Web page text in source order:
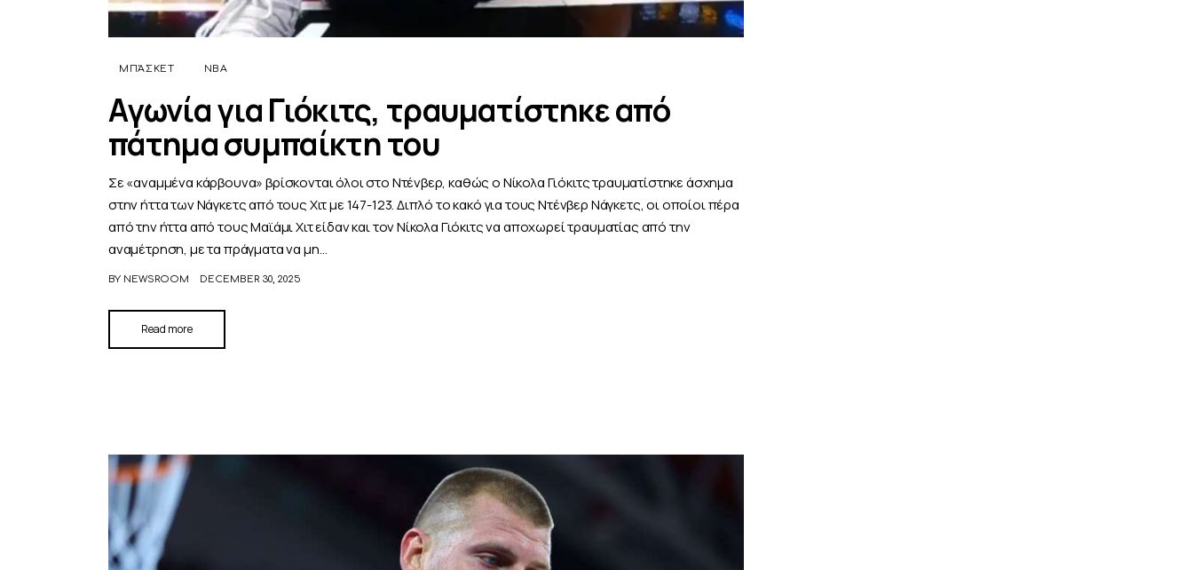
ΜΠΆΣΚΕΤ NBA
Αγωνία για Γιόκιτς, τραυματίστηκε από
πάτημα συμπαίκτη του
Σε «αναμμένα κάρβουνα» βρίσκονται όλοι στο Ντένβερ, καθώς ο Νίκολα Γιόκιτς τραυματίστηκε άσχημα
στην ήττα των Νάγκετς από τους Χιτ με 147-123. Διπλό το κακό για τους Ντένβερ Νάγκετς, οι οποίοι πέρα
από την ήττα από τους Μαϊάμι Χιτ είδαν και τον Νίκολα Γιόκιτς να αποχωρεί τραυματίας από την
αναμέτρηση, με τα πράγματα να μη…
BY NEWSROOM DECEMBER 30, 2025
Read more